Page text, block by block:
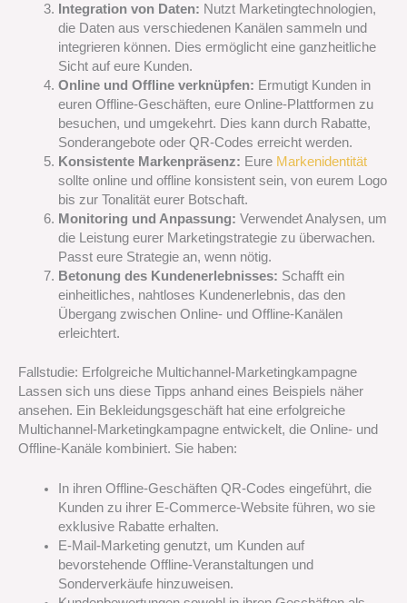
Integration von Daten: Nutzt Marketingtechnologien,
die Daten aus verschiedenen Kanälen sammeln und
integrieren können. Dies ermöglicht eine ganzheitliche
Sicht auf eure Kunden.
Online und Offline verknüpfen: Ermutigt Kunden in
euren Offline-Geschäften, eure Online-Plattformen zu
besuchen, und umgekehrt. Dies kann durch Rabatte,
Sonderangebote oder QR-Codes erreicht werden.
Konsistente Markenpräsenz: Eure Markenidentität
sollte online und offline konsistent sein, von eurem Logo
bis zur Tonalität eurer Botschaft.
Monitoring und Anpassung: Verwendet Analysen, um
die Leistung eurer Marketingstrategie zu überwachen.
Passt eure Strategie an, wenn nötig.
Betonung des Kundenerlebnisses: Schafft ein
einheitliches, nahtloses Kundenerlebnis, das den
Übergang zwischen Online- und Offline-Kanälen
erleichtert.
Fallstudie: Erfolgreiche Multichannel-Marketingkampagne
Lassen sich uns diese Tipps anhand eines Beispiels näher
ansehen. Ein Bekleidungsgeschäft hat eine erfolgreiche
Multichannel-Marketingkampagne entwickelt, die Online- und
Offline-Kanäle kombiniert. Sie haben:
In ihren Offline-Geschäften QR-Codes eingeführt, die
Kunden zu ihrer E-Commerce-Website führen, wo sie
exklusive Rabatte erhalten.
E-Mail-Marketing genutzt, um Kunden auf
bevorstehende Offline-Veranstaltungen und
Sonderverkäufe hinzuweisen.